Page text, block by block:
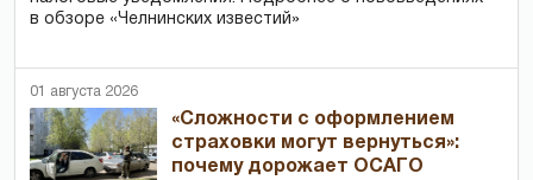
в обзоре «Челнинских известий»
01 августа 2026
«Сложности с оформлением
страховки могут вернуться»:
почему дорожает ОСАГО